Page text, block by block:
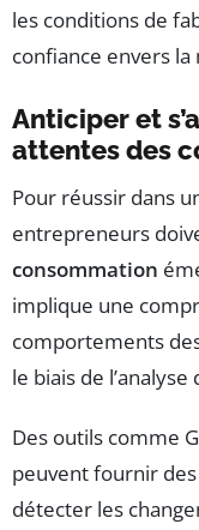
les conditions de
confiance envers la
Anticiper et
attentes des
Pour réussir dans
entrepreneurs
consommation
implique une
comportements
le biais de
Des outils comme
peuvent fournir
détecter les